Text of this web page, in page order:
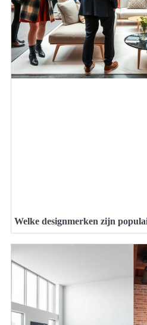
Welke designmerken zijn